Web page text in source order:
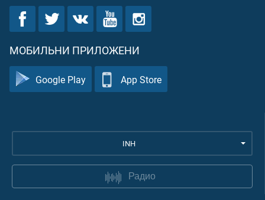
МОБИЛЬНИ ПРИЛОЖЕНИ
Google Play App Store
INH
Радио